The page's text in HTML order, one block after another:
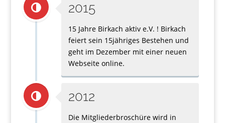
2015
15 Jahre Birkach aktiv e.V. ! Birkach
feiert sein 15jähriges Bestehen und
geht im Dezember mit einer neuen
Webseite online.
2012
Die Mitgliederbroschüre wird in